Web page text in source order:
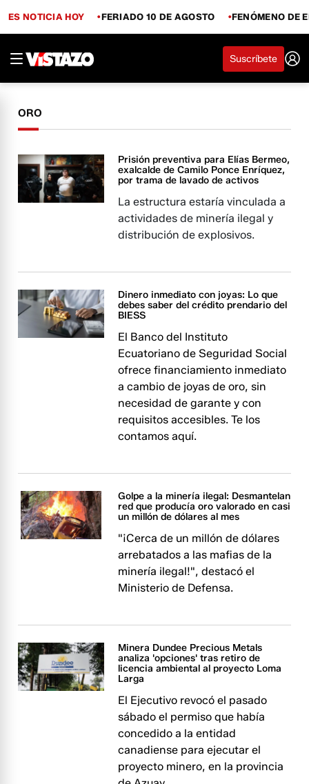
ES NOTICIA HOY FERIADO 10 DE AGOSTO FENÓMENO DE
Suscríbete
ORO
Prisión preventiva para Elías Bermeo,
exalcalde de Camilo Ponce Enríquez,
por trama de lavado de activos
La estructura estaría vinculada a
actividades de minería ilegal y
distribución de explosivos.
Dinero inmediato con joyas: Lo que
debes saber del crédito prendario del
BIESS
El Banco del Instituto
Ecuatoriano de Seguridad Social
ofrece financiamiento inmediato
a cambio de joyas de oro, sin
necesidad de garante y con
requisitos accesibles. Te los
contamos aquí.
Golpe a la minería ilegal: Desmantelan
red que producía oro valorado en casi
un millón de dólares al mes
"¡Cerca de un millón de dólares
arrebatados a las mafias de la
minería ilegal!", destacó el
Ministerio de Defensa.
Minera Dundee Precious Metals
analiza 'opciones' tras retiro de
licencia ambiental al proyecto Loma
Larga
El Ejecutivo revocó el pasado
sábado el permiso que había
concedido a la entidad
canadiense para ejecutar el
proyecto minero, en la provincia